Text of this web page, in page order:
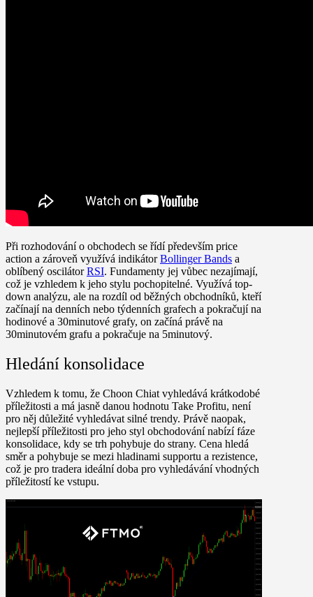
Při rozhodování o obchodech se řídí především price
action a zároveň využívá indikátorBollinger Bands a
oblíbený oscilátorRSI. Fundamenty jej vůbec nezajímají,
což je vzhledem k jeho stylu pochopitelné. Využívá top-
down analýzu, ale na rozdíl od běžných obchodníků, kteří
začínají na denních nebo týdenních grafech a pokračují na
hodinové a 30minutové grafy, on začíná právě na
30minutovém grafu a pokračuje na 5minutový.
Hledání konsolidace
Vzhledem k tomu, že Choon Chiat vyhledává krátkodobé
příležitosti a má jasně danou hodnotu Take Profitu, není
pro něj důležité vyhledávat silné trendy. Právě naopak,
nejlepší příležitosti pro jeho styl obchodování nabízí fáze
konsolidace, kdy se trh pohybuje do strany. Cena hledá
směr a pohybuje se mezi hladinami supportu a rezistence,
což je pro tradera ideální doba pro vyhledávání vhodných
příležitostí ke vstupu.